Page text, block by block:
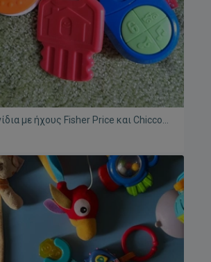
με ήχους Fisher Price και Chicco
πακέτο